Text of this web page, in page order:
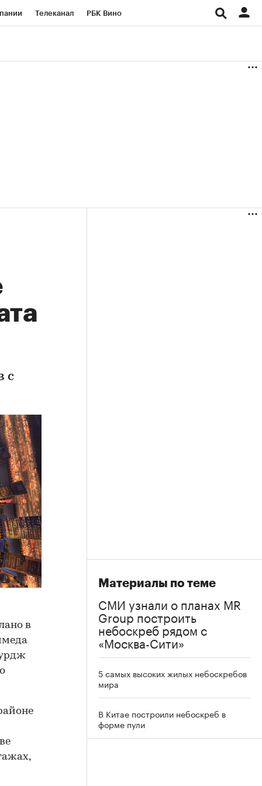
Телеканал РБК Вино
с
в
Материалы по теме
СМИ узнали о планах MR
Group построить
небоскреб рядом с
«Москва-Сити»
5 самых высоких жилых небоскребов
мира
В Китае построили небоскреб в
форме пули